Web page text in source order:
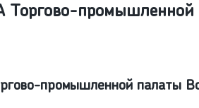
промышленной
промышленной палаты